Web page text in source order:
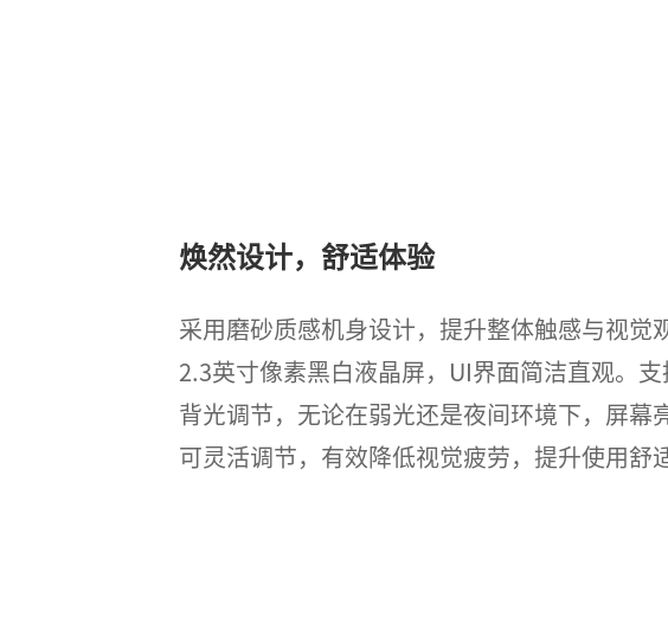
焕然设计，舒适体验
采用磨砂质感机身设计，提升整体触感与视觉
2.3英寸像素黑白液晶屏，UI界面简洁直观。支
背光调节，无论在弱光还是夜间环境下，屏幕
可灵活调节，有效降低视觉疲劳，提升使用舒